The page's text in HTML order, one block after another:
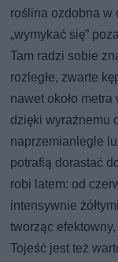
roślina ozdobna w
„wymykać się”
Tam radzi sobie
rozległe, zwarte
nawet około
dzięki wyraźnemu
naprzemianlegle
potrafią dorastać
robi latem: od
intensywnie
tworząc
Tojeść jest też